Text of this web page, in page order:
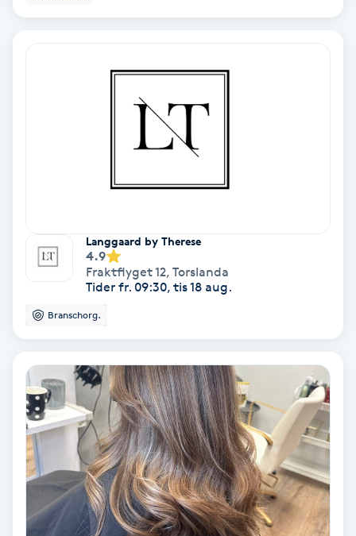
Lymfmassage
Massage
Medial vägledning
Meditation
Medium
Megavolymfransar
Melasma
Langgaard by Therese
4.9
Fraktflyget 12, Torslanda
Tider fr. 09:30, tis 18 aug.
Branschorg.